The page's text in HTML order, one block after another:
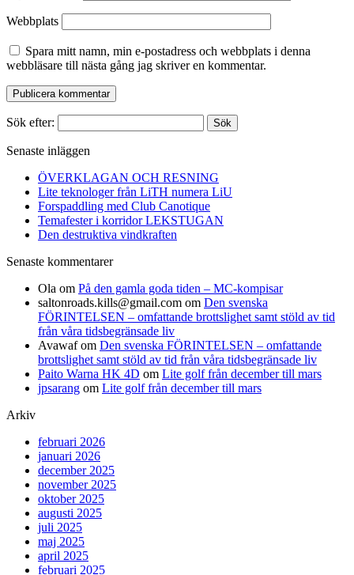
Webbplats
Spara mitt namn, min e-postadress och webbplats i denna
webbläsare till nästa gång jag skriver en kommentar.
Sök efter:
Senaste inläggen
ÖVERKLAGAN OCH RESNING
Lite teknologer från LiTH numera LiU
Forspaddling med Club Canotique
Temafester i korridor LEKSTUGAN
Den destruktiva vindkraften
Senaste kommentarer
Ola om På den gamla goda tiden – MC-kompisar
saltonroads.kills@gmail.com om Den svenska
FÖRINTELSEN – omfattande brottslighet samt stöld av tid
från våra tidsbegränsade liv
Avawafom Den svenska FÖRINTELSEN – omfattande
brottslighet samt stöld av tid från våra tidsbegränsade liv
Paito Warna HK 4D om Lite golf från december till mars
jpsarang om Lite golf från december till mars
Arkiv
februari 2026
januari 2026
december 2025
november 2025
oktober 2025
augusti 2025
juli 2025
maj 2025
april 2025
februari 2025